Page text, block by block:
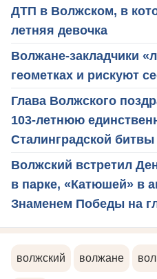
ДТП в Волжском, в
летняя девочка
Волжане-закладчики
геометках и рискуют
Глава Волжского
103-летнюю
Сталинградской битвы
Волжский встретил
в парке, «Катюшей» в
Знаменем Победы на
волжский волжане